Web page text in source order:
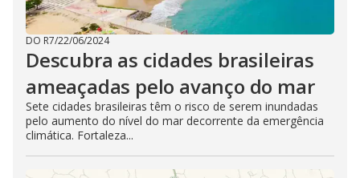
DO R7/22/06/2024
Descubra as cidades brasileiras
ameaçadas pelo avanço do mar
Sete cidades brasileiras têm o risco de serem inundadas
pelo aumento do nível do mar decorrente da emergência
climática. Fortaleza...